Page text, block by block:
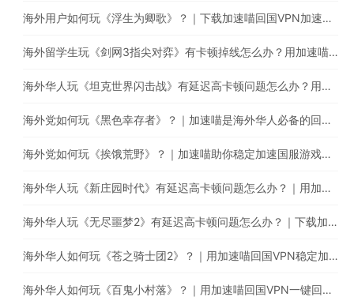
海外用户如何玩《浮生为卿歌》？｜下载加速喵回国VPN加速国服游戏减少卡顿延迟问题
海外留学生玩《剑网3指尖对弈》有卡顿掉线怎么办？用加速喵一键回国稳定加速
海外华人玩《坦克世界闪击战》有延迟高卡顿问题怎么办？用加速喵一键回国稳定加速
海外党如何玩《黑色幸存者》？｜加速喵是海外华人必备的回国游戏加速器
海外党如何玩《挨饿荒野》？｜加速喵助你稳定加速国服游戏，减少延迟卡顿问题
海外华人玩《新庄园时代》有延迟高卡顿问题怎么办？｜用加速喵一键回国稳定加速国服游戏
海外华人玩《无尽噩梦2》有延迟高卡顿问题怎么办？｜下载加速喵回国VPN提升游戏体验
海外华人如何玩《苍之骑士团2》？｜用加速喵回国VPN稳定加速国服游戏
海外华人如何玩《百鬼小村落》？｜用加速喵回国VPN一键回国游戏加速